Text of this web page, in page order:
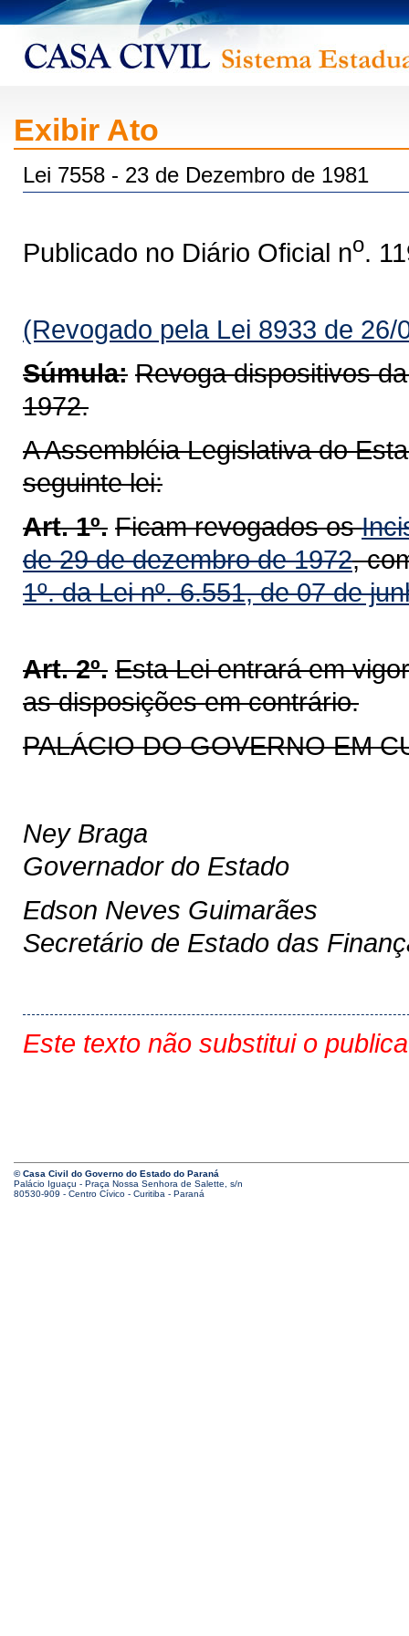
Exibir Ato
Lei 7558 - 23 de Dezembro de 1981
Publicado no Diário Oficial no.
(Revogado pela Lei 8933 de 26/
Súmula: Revoga dispositivos
1972.
A Assembléia Legislativa do
seguinte lei:
Art. 1º. Ficam revogados os
de 29 de dezembro de 1972,
1º. da Lei nº. 6.551, de 07 de
Art. 2º. Esta Lei entrará em
as disposições em contrário.
PALÁCIO DO GOVERNO EM
Ney Braga
Governador do Estado
Edson Neves Guimarães
Secretário de Estado das
Este texto não substitui o
© Casa Civil do Governo do Estado do Paraná
Palácio Iguaçu - Praça Nossa Senhora de Salette, s/n
80530-909 - Centro Cívico - Curitiba - Paraná